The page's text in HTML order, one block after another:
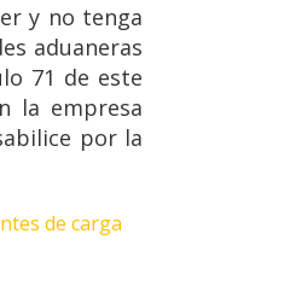
y no tenga
aduaneras
71 de este
la empresa
por la
de carga